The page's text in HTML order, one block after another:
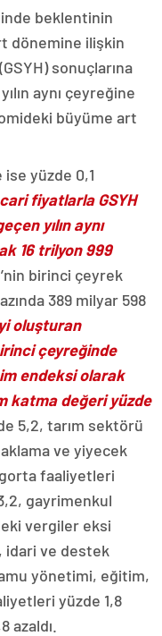
beklentinin
dönemine ilişkin
sonuçlarına
aynı çeyreğine
büyüme art
yüzde 0,1
fiyatlarla GSYH
yılın aynı
16 trilyon 999
birinci çeyrek
389 milyar 598
oluşturan
çeyreğinde
endeksi olarak
katma değeri yüzde
5,2, tarım sektörü
ve yiyecek
faaliyetleri
gayrimenkul
vergiler eksi
idari ve destek
yönetimi, eğitim,
yüzde 1,8